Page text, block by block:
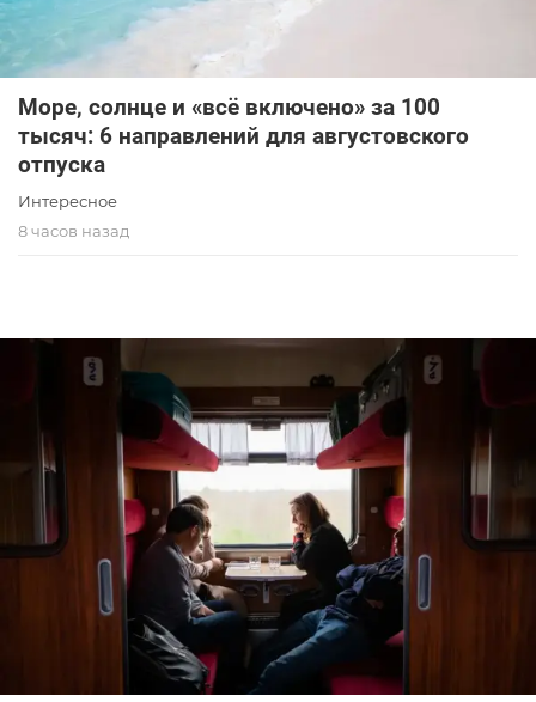
Море, солнце и «всё включено» за 100
тысяч: 6 направлений для августовского
отпуска
Интересное
8 часов назад